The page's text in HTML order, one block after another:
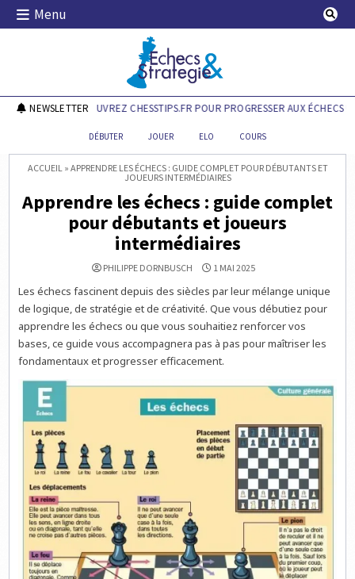
Skip
Menu
Echecs & Stratégie
NEWSLETTERDÉCOUVREZ CHESSTIPS.FR POUR PROGRESSER AUX ÉCHECS !
DÉBUTER JOUER ELO COURS
ACCUEIL» APPRENDRE LES ÉCHECS : GUIDE COMPLET POUR DÉBUTANTS ET
JOUEURS INTERMÉDIAIRES
Apprendre les échecs : guide complet
pour débutants et joueurs
intermédiaires
PHILIPPE DORNBUSCH 1 MAI 2025
Les échecs fascinent depuis des siècles par leur mélange unique
de logique, de stratégie et de créativité. Que vous débutiez pour
apprendre les échecs ou que vous souhaitiez renforcer vos
bases, ce guide vous accompagnera pas à pas pour maîtriser les
fondamentaux et progresser efficacement.